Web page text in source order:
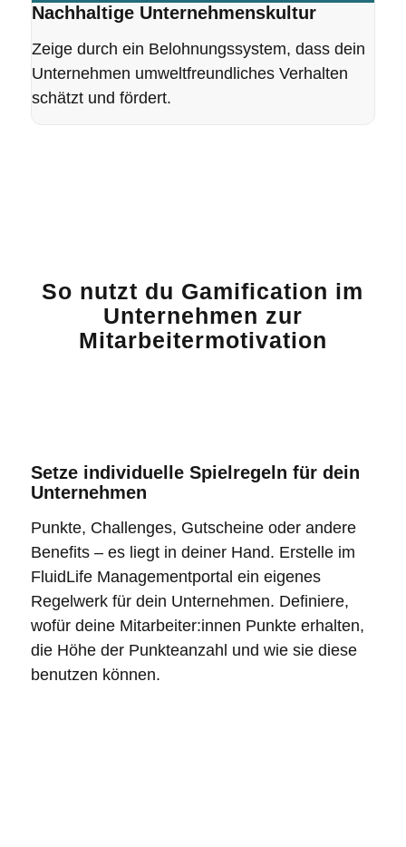
Nachhaltige Unternehmenskultur
Zeige durch ein Belohnungssystem, dass dein
Unternehmen umweltfreundliches Verhalten
schätzt und fördert.
So nutzt du Gamification im
Unternehmen zur
Mitarbeitermotivation
Setze individuelle Spielregeln für dein
Unternehmen
Punkte, Challenges, Gutscheine oder andere
Benefits – es liegt in deiner Hand. Erstelle im
FluidLife Managementportal ein eigenes
Regelwerk für dein Unternehmen. Definiere,
wofür deine Mitarbeiter:innen Punkte erhalten,
die Höhe der Punkteanzahl und wie sie diese
benutzen können.